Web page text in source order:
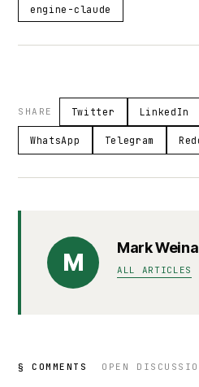
engine-claude
SHARE Twitter LinkedIn
WhatsApp Telegram
M
Mark Weina
ALL ARTICLES
§ COMMENTS OPEN